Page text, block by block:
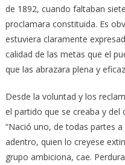
de 1892, cuando faltaban
proclamara constituida. Es
estuviera claramente
calidad de las metas que el
que las abrazara plena y
Desde la voluntad y los
el partido que se creaba y
“Nació uno, de todas partes
adentro, quien lo creyese
grupo ambiciona, cae.